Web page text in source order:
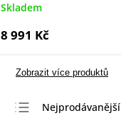
Skladem
8 991 Kč
Zobrazit více produktů
Nejprodávanější